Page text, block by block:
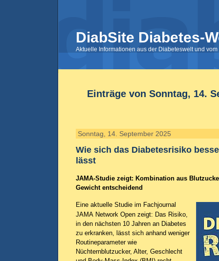
DiabSite Diabetes-
Aktuelle Informationen aus der Diabeteswelt und
Einträge von Sonntag, 14.
Sonntag, 14. September 2025
Wie sich das Diabetesrisiko
lässt
JAMA-Studie zeigt: Kombination aus
Gewicht entscheidend
Eine aktuelle Studie im Fachjournal
JAMA Network Open zeigt: Das Risiko,
in den nächsten 10 Jahren an Diabetes
zu erkranken, lässt sich anhand weniger
Routineparameter wie
Nüchternblutzucker, Alter, Geschlecht